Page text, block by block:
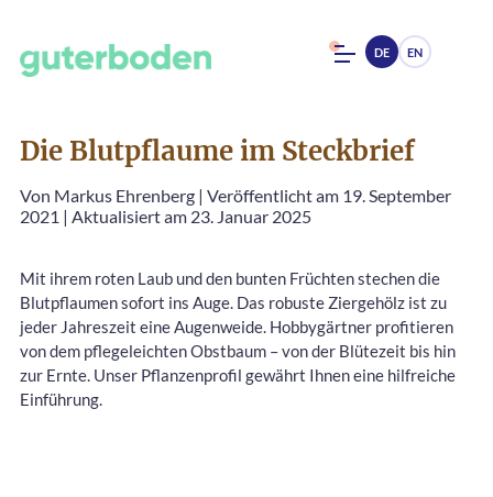
DE EN
Die Blutpflaume im Steckbrief
Von Markus Ehrenberg | Veröffentlicht am 19. September
2021 | Aktualisiert am 23. Januar 2025
Mit ihrem roten Laub und den bunten Früchten stechen die
Blutpflaumen sofort ins Auge. Das robuste Ziergehölz ist zu
jeder Jahreszeit eine Augenweide. Hobbygärtner profitieren
von dem pflegeleichten Obstbaum – von der Blütezeit bis hin
zur Ernte. Unser Pflanzenprofil gewährt Ihnen eine hilfreiche
Einführung.